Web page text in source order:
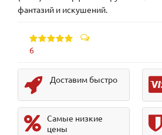
фантазий и искушений.
6
Доставим быстро
Самые низкие
цены